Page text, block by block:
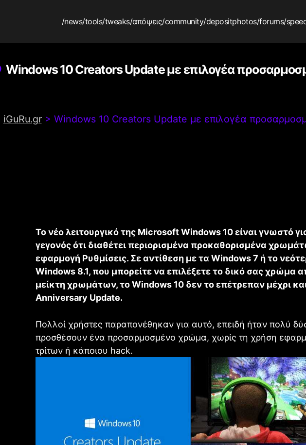
/news/tools/tweaks/απόψεις/community/depositphotos/forums/
Windows 10 Creators Update με επιλογέα
iGuRu.gr> Windows 10 Creators Update με επιλογέα
Το νέο λειτουργικό της Microsoft Windows 10 είναι γνωστό
γεγονός ότι διαθέτει περιορισμένα προκαθορισμένα
εφαρμογή Ρυθμίσεις. Σε αντίθεση με τα Windows 7 ή το
Windows 8.1, που μπορείτε να επιλέξετε το δικό σας χρώμα
μείκτη χρωμάτων, το Windows 10 δεν το επέτρεπαν μέχρι
Anniversary Update.
Πολλοί χρήστες παραπονέθηκαν για αυτό, επειδή ήταν πολύ
προσθέσουν ένα προσαρμοσμένο χρώμα, χωρίς τη χρήση
τρίτων ή κάποιου hack.